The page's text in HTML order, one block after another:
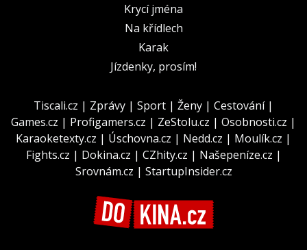
Krycí jména
Na křídlech
Karak
Jízdenky, prosím!
Tiscali.cz | Zprávy | Sport | Ženy | Cestování|
Games.cz | Profigamers.cz | ZeStolu.cz | Osobnosti.cz |
Karaoketexty.cz | Úschovna.cz | Nedd.cz | Moulík.cz |
Fights.cz | Dokina.cz | CZhity.cz | Našepeníze.cz |
Srovnám.cz | StartupInsider.cz